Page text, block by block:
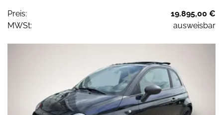
Preis:
19.895,00 €
MWSt:
ausweisbar